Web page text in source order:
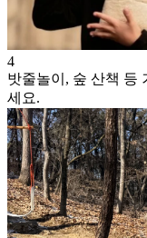
4
밧줄놀이, 숲 산책 등
세요.